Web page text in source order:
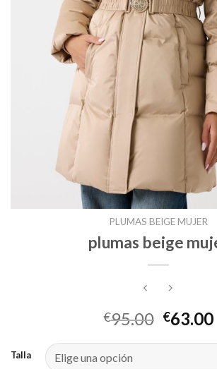
PLUMAS BEIGE MUJER
plumas beige
€95.00 €63.00
Talla